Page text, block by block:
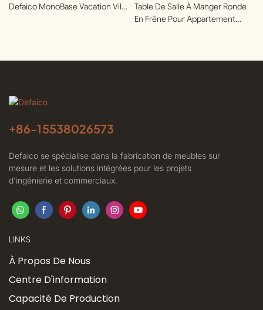
Defaico MonoBase Vacation Villa
Table De Salle À Manger Ronde
En Frêne Pour Appartement
+86-15538026573
Defaico se spécialise dans la fabrication de meubles sur
mesure et les solutions intégrées pour les projets
d'ingénierie et commerciaux.
LINKS
À Propos De Nous
Centre D'information
Capacité De Production